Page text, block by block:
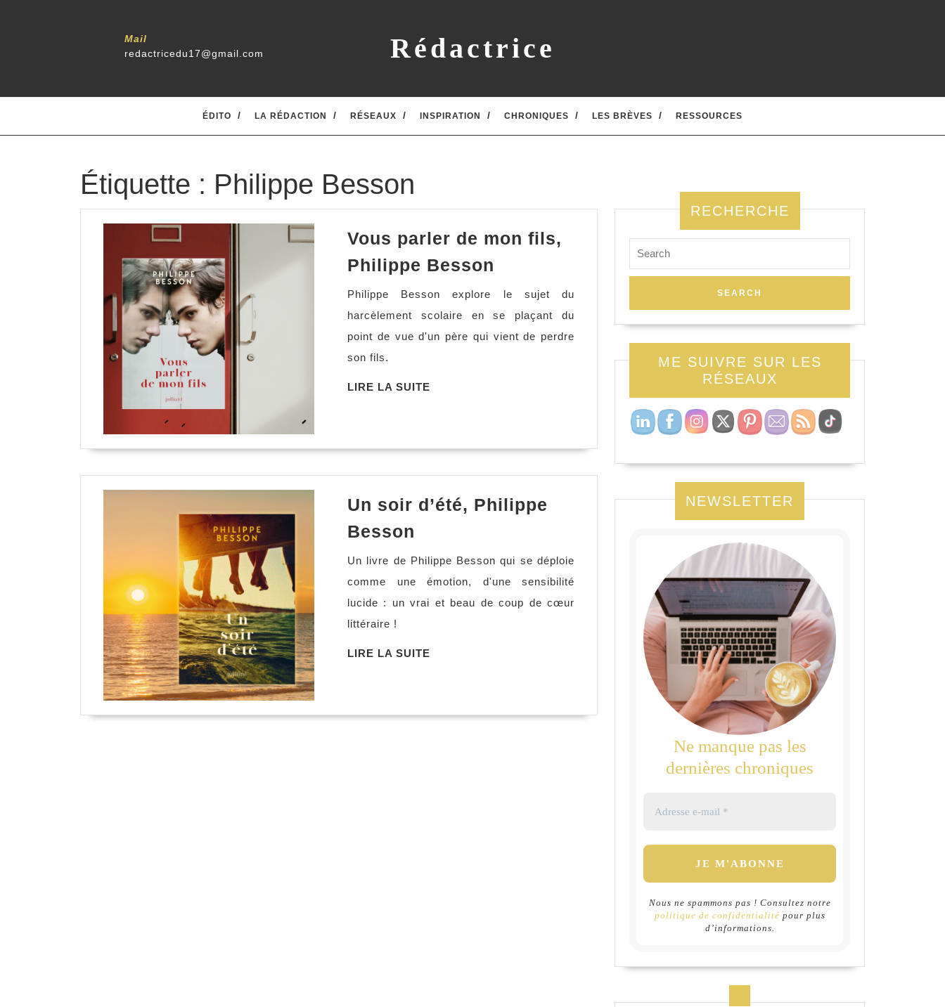
Mail
redactricedu17@gmail.com
Rédactrice
ÉDITO LA RÉDACTION RÉSEAUX INSPIRATION CHRONIQUES LES BRÈVES RESSOURCES
Étiquette : Philippe Besson
Vous parler de mon fils,
Philippe Besson
de
mon
fils,
Philippe Besson explore le sujet du
harcèlement scolaire en se plaçant du
point de vue d'un père qui vient de perdre
son fils.
LIRE LA SUITE
Un soir d’été, Philippe
Besson
d’été,
Philippe
Besson
Un livre de Philippe Besson qui se déploie
comme une émotion, d'une sensibilité
lucide : un vrai et beau de coup de cœur
littéraire !
LIRE LA SUITE
RECHERCHE
for:
ME SUIVRE SUR LES
RÉSEAUX
NEWSLETTER
Ne manque pas les
dernières chroniques
Nous ne spammons pas ! Consultez notre
politique de confidentialité pour plus
d’informations.